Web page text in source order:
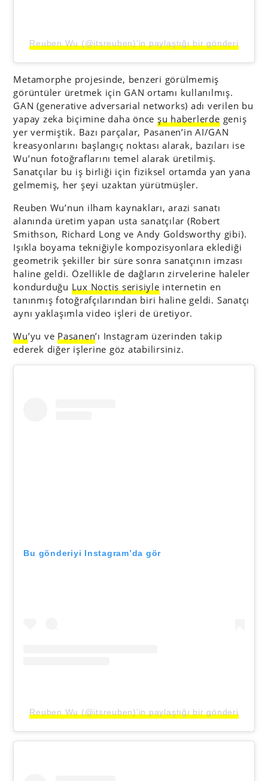
Reuben Wu (@itsreuben)’in paylaştığı bir gönderi
Metamorphe projesinde, benzeri görülmemiş
görüntüler üretmek için GAN ortamı kullanılmış.
GAN (generative adversarial networks) adı verilen bu
yapay zeka biçimine daha önce şu haberlerde geniş
yer vermiştik. Bazı parçalar, Pasanen’in AI/GAN
kreasyonlarını başlangıç noktası alarak, bazıları ise
Wu’nun fotoğraflarını temel alarak üretilmiş.
Sanatçılar bu iş birliği için fiziksel ortamda yan yana
gelmemiş, her şeyi uzaktan yürütmüşler.
Reuben Wu’nun ilham kaynakları, arazi sanatı
alanında üretim yapan usta sanatçılar (Robert
Smithson, Richard Long ve Andy Goldsworthy gibi).
Işıkla boyama tekniğiyle kompozisyonlara eklediği
geometrik şekiller bir süre sonra sanatçının imzası
haline geldi. Özellikle de dağların zirvelerine haleler
kondurduğu Lux Noctis serisiyle internetin en
tanınmış fotoğrafçılarından biri haline geldi. Sanatçı
aynı yaklaşımla video işleri de üretiyor.
Wu’yu ve Pasanen’ı Instagram üzerinden takip
ederek diğer işlerine göz atabilirsiniz.
Bu gönderiyi Instagram’da gör
Reuben Wu (@itsreuben)’in paylaştığı bir gönderi